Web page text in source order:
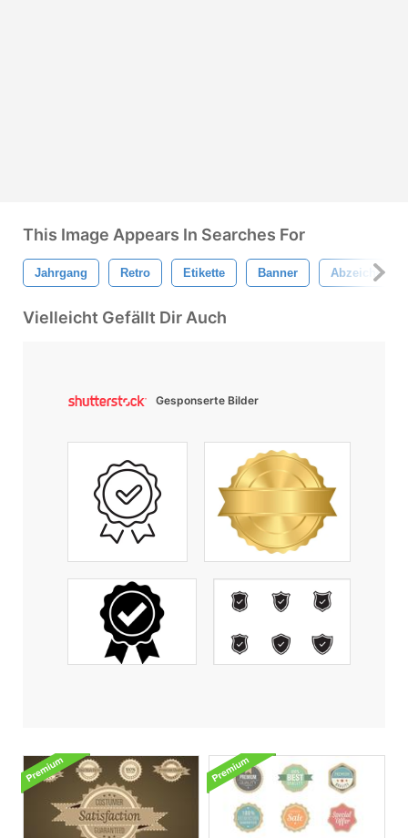
This Image Appears In Searches For
Jahrgang Retro Etikette Banner Abzeichen
Vielleicht Gefällt Dir Auch
Gesponserte Bilder